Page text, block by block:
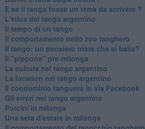
E se il tango fosse un tema da scrivere ?
L'etica del tango argentino
Il tempo di un tango
Il comportamento nello zoo tanghero
Il tango: un pensiero triste che si balla?
Il "pippone" pre-milonga
La cultura nel tango argentino
La location nel tango argentino
Il condominio tanguero in via Facebook
Gli errori nel tango argentino
Porcini in milonga
Una sera d'estate in milonga